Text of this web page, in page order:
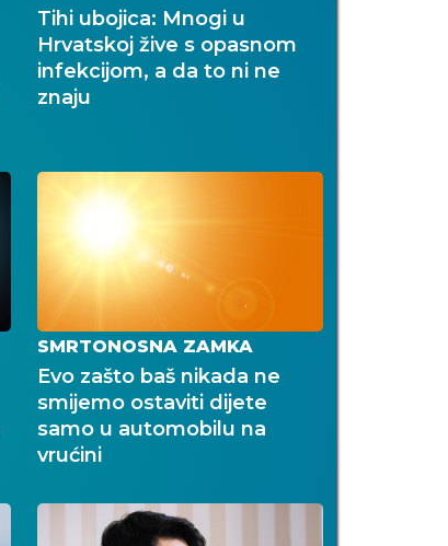
Tihi ubojica: Mnogi u
Hrvatskoj žive s opasnom
infekcijom, a da to ni ne
znaju
SMRTONOSNA ZAMKA
Evo zašto baš nikada ne
smijemo ostaviti dijete
samo u automobilu na
vrućini